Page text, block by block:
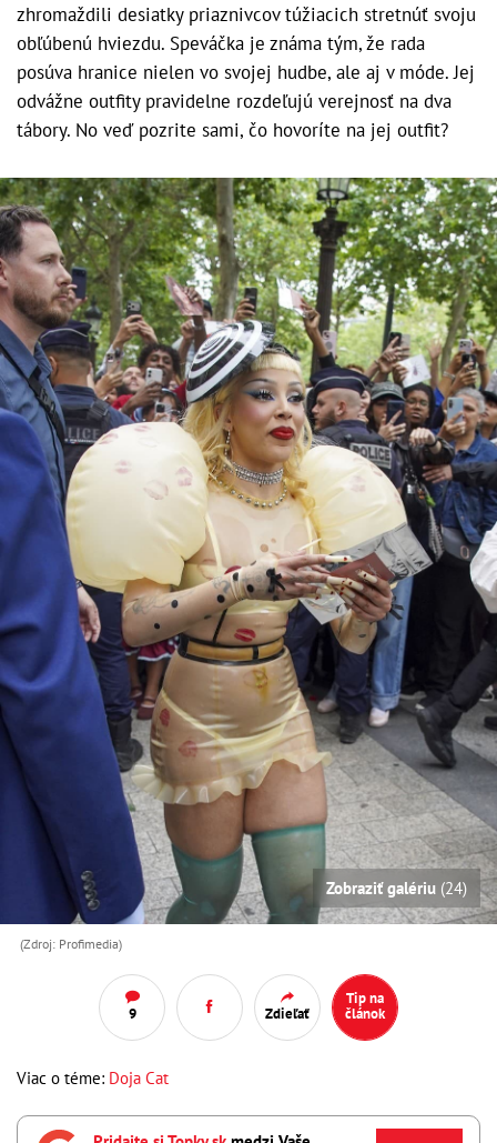
zhromaždili desiatky priaznivcov túžiacich stretnúť svoju
obľúbenú hviezdu. Speváčka je známa tým, že rada
posúva hranice nielen vo svojej hudbe, ale aj v móde. Jej
odvážne outfity pravidelne rozdeľujú verejnosť na dva
tábory. No veď pozrite sami, čo hovoríte na jej outfit?
Zobraziť galériu (24)
(Zdroj: Profimedia)
9 Zdieľať
Tip na
článok
Viac o téme: Doja Cat